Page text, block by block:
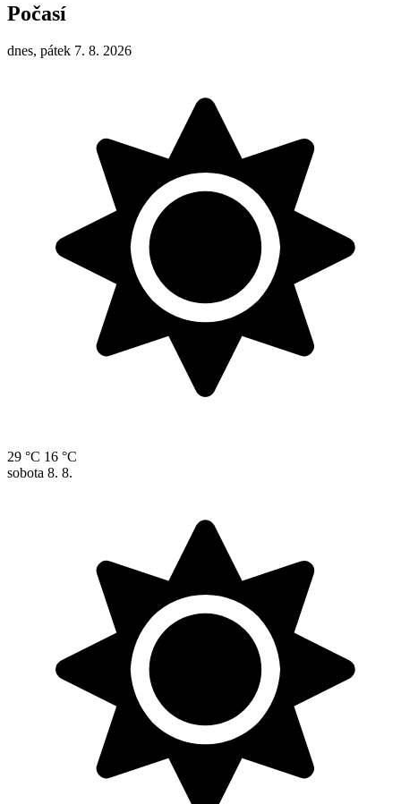
Počasí
dnes, pátek 7. 8. 2026
29 °C 16 °C
sobota 8. 8.